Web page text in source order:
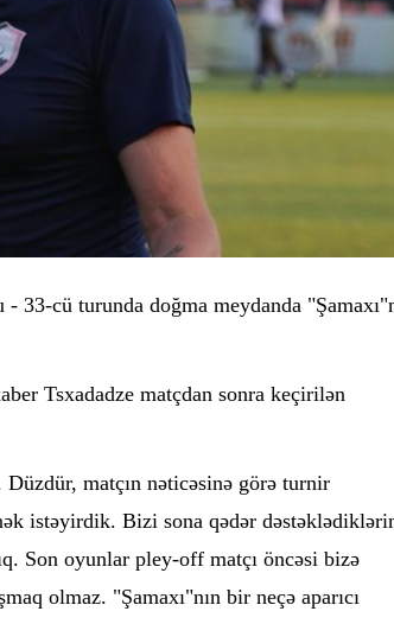
33-cü turunda doğma meydanda
Tsxadadze matçdan sonra keçirilən
matçın nəticəsinə görə turnir
istəyirdik. Bizi sona qədər
Son oyunlar pley-off matçı öncəsi bizə
olmaz. "Şamaxı"nın bir neçə aparıcı